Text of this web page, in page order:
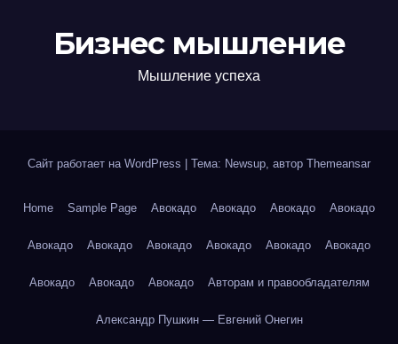
Бизнес мышление
Мышление успеха
Сайт работает на WordPress Тема: Newsup, автор Themeansar
Home Sample Page Авокадо Авокадо Авокадо Авокадо
Авокадо Авокадо Авокадо Авокадо Авокадо Авокадо
Авокадо Авокадо Авокадо Авторам и правообладателям
Александр Пушкин — Евгений Онегин